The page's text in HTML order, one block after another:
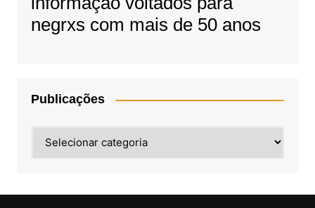
negrxs com mais de 50 anos
Publicações